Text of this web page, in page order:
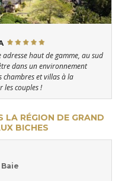
haut de gamme, au sud
dans un environnement
et villas à la
les couples !
LA RÉGION DE GRAND
BICHES
Baie